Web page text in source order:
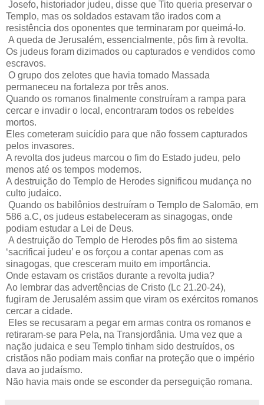
Josefo, historiador judeu, disse que Tito queria preservar o
Templo, mas os soldados estavam tão irados com a
resistência dos oponentes que terminaram por queimá-lo.
A queda de Jerusalém, essencialmente, pôs fim à revolta.
Os judeus foram dizimados ou capturados e vendidos como
escravos.
O grupo dos zelotes que havia tomado Massada
permaneceu na fortaleza por três anos.
Quando os romanos finalmente construíram a rampa para
cercar e invadir o local, encontraram todos os rebeldes
mortos.
Eles cometeram suicídio para que não fossem capturados
pelos invasores.
A revolta dos judeus marcou o fim do Estado judeu, pelo
menos até os tempos modernos.
A destruição do Templo de Herodes significou mudança no
culto judaico.
Quando os babilônios destruíram o Templo de Salomão, em
586 a.C, os judeus estabeleceram as sinagogas, onde
podiam estudar a Lei de Deus.
A destruição do Templo de Herodes pôs fim ao sistema
‘sacrificai judeu’ e os forçou a contar apenas com as
sinagogas, que cresceram muito em importância.
Onde estavam os cristãos durante a revolta judia?
Ao lembrar das advertências de Cristo (Lc 21.20-24),
fugiram de Jerusalém assim que viram os exércitos romanos
cercar a cidade.
Eles se recusaram a pegar em armas contra os romanos e
retiraram-se para Pela, na Transjordânia. Uma vez que a
nação judaica e seu Templo tinham sido destruídos, os
cristãos não podiam mais confiar na proteção que o império
dava ao judaísmo.
Não havia mais onde se esconder da perseguição romana.